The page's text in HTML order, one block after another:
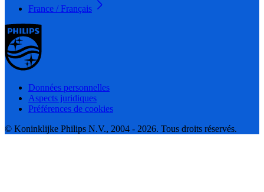
France / Français
Données personnelles
Aspects juridiques
Préférences de cookies
© Koninklijke Philips N.V., 2004 - 2026. Tous droits réservés.